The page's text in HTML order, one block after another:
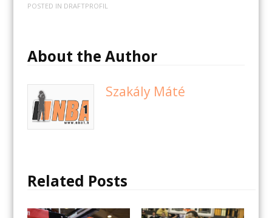
POSTED IN DRAFTPROFIL
About the Author
Szakály Máté
Related Posts